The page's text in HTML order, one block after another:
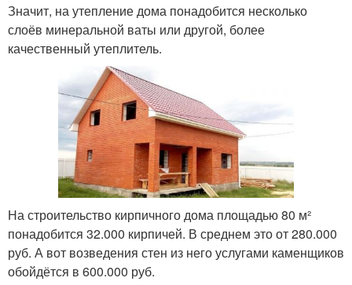
Значит, на утепление дома понадобится несколько
слоёв минеральной ваты или другой, более
качественный утеплитель.
На строительство кирпичного дома площадью 80 м²
понадобится 32.000 кирпичей. В среднем это от 280.000
руб. А вот возведения стен из него услугами каменщиков
обойдётся в 600.000 руб.